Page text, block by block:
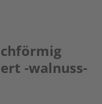
-walnuss-